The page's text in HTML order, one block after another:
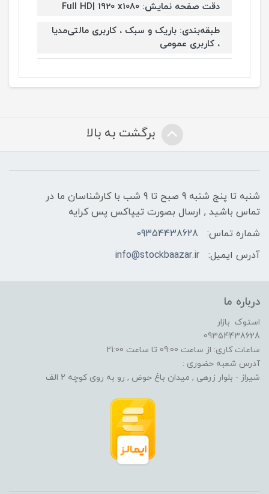
دقت صفحه نمایش: Full HD| 1920 x1080
طبقه‌بندی: باریک و سبک ، کاربری مالتی‌مدیا
، کاربری عمومی
برگشت به بالا
شنبه تا پنج شنبه 9 صبح تا 9 شب با کارشناسان ما در
تماس باشید , ارسال بصورت تیپاکس پس کرایه
شماره تماس:
09354438628
آدرس ایمیل:
info@stockbaazar.ir
درباره ما
استوک بازار
09354438628
ساعات کاری: از ساعت 09:00 تا ساعت 21:00
آدرس شعبه حضوری :
شیراز - بلوار زرهی , میدان باغ حوض , رو به روی کوچه 2 الف